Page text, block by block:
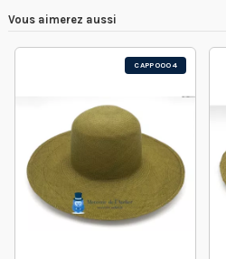
Vous aimerez aussi
CAPP0004